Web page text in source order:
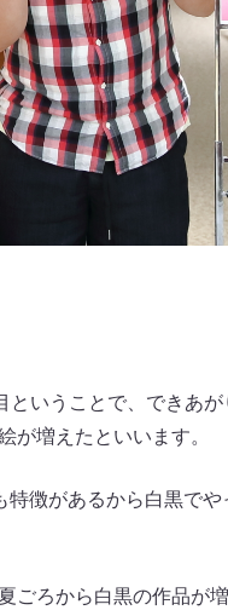
いうことで、できあ
が増えたといいます。
特徴があるから白黒で
ごろから白黒の作品が